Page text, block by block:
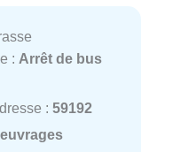
: Arrêt de bus
: 59192